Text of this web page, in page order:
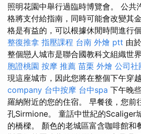
照明花園中舉行過臨時博覽會。 公共
格將支付給指南，同時可能會改變其
格是有益的，可以根據休閒時間進行
整復推拿 指壓課程 台南 外燴 ptt 由
整個戀人城市是聯合國教科文組織世
胞證桃園 按摩 推薦 苗栗 外燴 公司社
現這座城市，因此您將在整個下午穿
company 台中按摩 台中spa 下午晚
羅納附近的您的住宿。 早餐後，您前
孔Sirmione。 童話中世紀的Scaliger
的橋樑。 顏色的老城區富含咖啡館和